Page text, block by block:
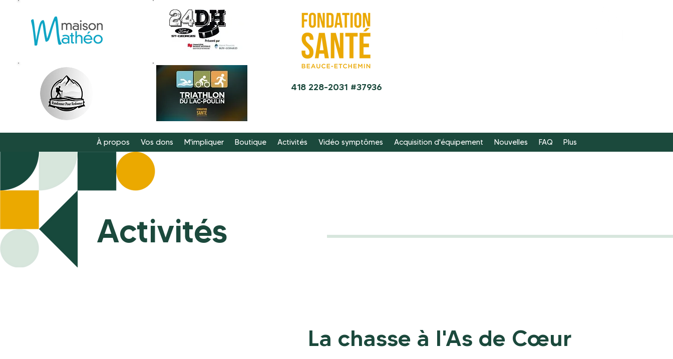
418 228-2031 #37936
À propos Vos dons M'impliquer Boutique Activités Vidéo symptômes Acquisition d'équipement Nouvelles FAQ Plus
Activités
La chasse à l'As de Cœur